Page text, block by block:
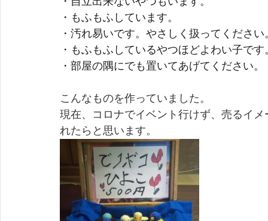
・もふもふしています。
・汚れ易いです。やさしく扱ってください
・もふもふしているやつほどよわい子です
・部屋の隅にでも置いてあげてください。
こんなものを作っていました。
現在、コロナでイベント行けず、売るイ
れたらと思います。